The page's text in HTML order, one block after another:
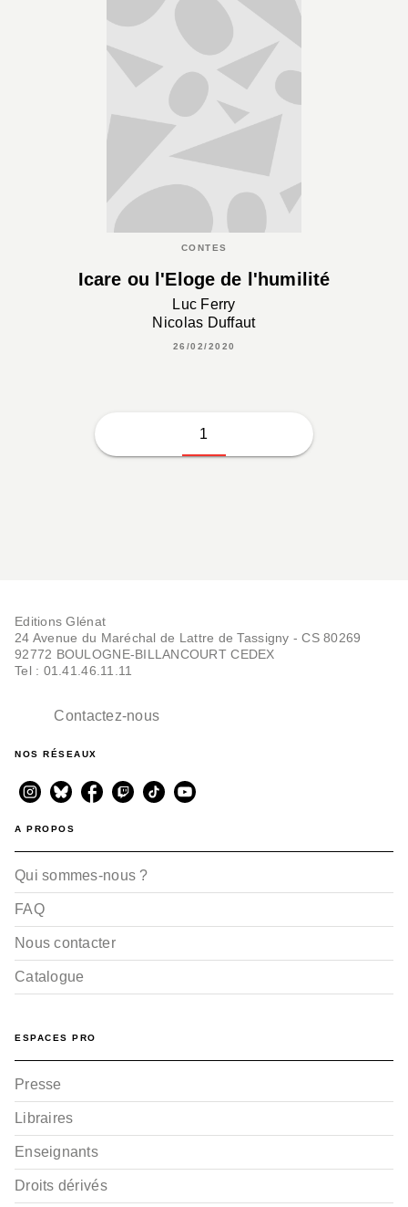
CONTES
Icare ou l'Eloge de l'humilité
Luc Ferry
Nicolas Duffaut
26/02/2020
1
Editions Glénat
24 Avenue du Maréchal de Lattre de Tassigny - CS 80269
92772 BOULOGNE-BILLANCOURT CEDEX
Tel : 01.41.46.11.11
Contactez-nous
NOS RÉSEAUX
A PROPOS
Qui sommes-nous ?
FAQ
Nous contacter
Catalogue
ESPACES PRO
Presse
Libraires
Enseignants
Droits dérivés